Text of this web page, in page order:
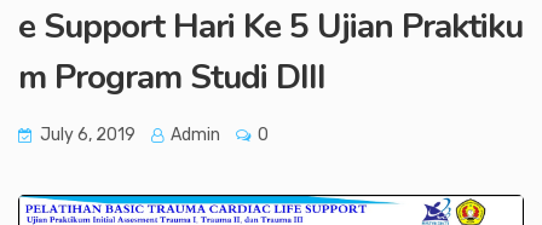
e Support Hari Ke 5 Ujian Praktiku
m Program Studi DIII
July 6, 2019 Admin 0